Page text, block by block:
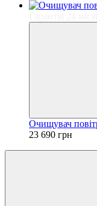
Очищувач
23 690 грн